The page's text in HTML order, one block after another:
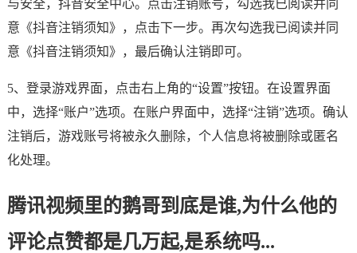
与安全，抖音安全中心。点击注销账号，勾选我已阅读并同
意《抖音注销须知》，点击下一步。再次勾选我已阅读并同
意《抖音注销须知》，最后确认注销即可。
5、登录游戏界面，点击右上角的“设置”按钮。在设置界面
中，选择“账户”选项。在账户界面中，选择“注销”选项。确认
注销后，游戏账号将被永久删除，个人信息将被删除或匿名
化处理。
腾讯视频里的鹅哥到底是谁,为什么他的
评论点赞都是几万起,是系统吗...